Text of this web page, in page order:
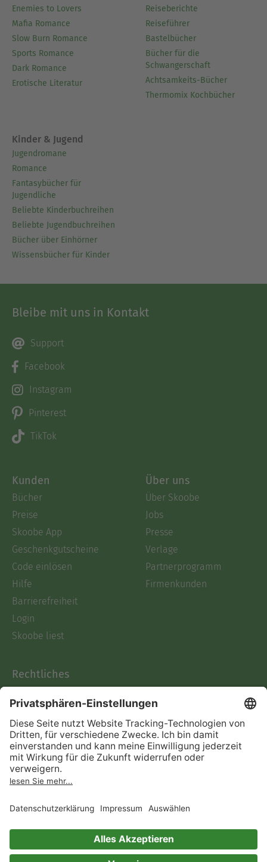
Enemies to Lovers
Mafia Romance
Slow Burn Romance
Sports Romance
Dark Romance
Erotische Literatur
Reiseberichte
Reiseführer
Bastelbücher
Bücher für die
Schwangerschaft
Achtsamkeits-Bücher
Thermomix Kochbücher
Kinder & Jugend
Jugendromane
Romance
Fantasybücher für
Jugendliche
Beliebte Kinderbuchreihen
Beliebte Jugendbuchreihen
Bücher über Einhörner
Wissensbücher für Kinder
Bleibe mit uns in Kontakt
Support
Facebook
Instagram
Pinterest
TikTok
Kunden
Bücher
Preise
Skoobe App
Geschenkgutscheine
Code einlösen
Hilfe
Barrierefreiheit
Login
Skoobe liest
Über uns
Über Skoobe
Jobs
Presse
Verlage
Partnerprogramm
Firmenkunden
Rechtliches
AGB
Informationen nach Data
Act
Verträge hier kündigen
Impressum
Immer ein gutes Buch